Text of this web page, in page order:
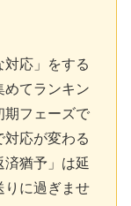
対応」をする
めてランキン
期フェーズで
応が変わる
済猶予」は延
りに過ぎませ